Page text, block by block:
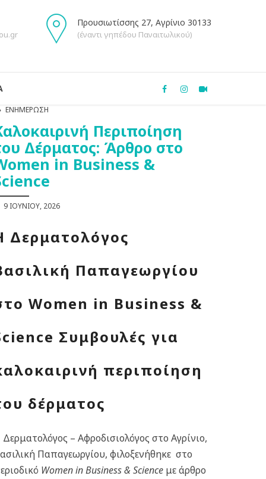
Προυσιωτίσσης 27, Αγρίνιο 30133
(έναντι γηπέδου Παναιτωλικού)
ΕΝΗΜΈΡΩΣΗ
Περιποίηση
Δέρματος: Άρθρο στο
in Business &
9 ΙΟΥΝΊΟΥ, 2026
Δερματολόγος
Παπαγεωργίου
Women in Business &
Συμβουλές για
περιποίηση
δέρματος
– Αφροδισιολόγος στο Αγρίνιο,
Παπαγεωργίου, φιλοξενήθηκε στο
Women in Business & Science με άρθρο